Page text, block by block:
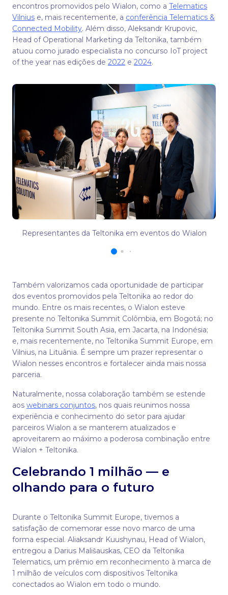
encontros promovidos pelo Wialon, como a Telematics
Vilnius e, mais recentemente, a conferência Telematics &
Connected Mobility. Além disso, Aleksandr Krupovic,
Head of Operational Marketing da Teltonika, também
atuou como jurado especialista no concurso IoT project
of the year nas edições de 2022 e 2024.
Representantes da Teltonika em eventos do Wialon
Também valorizamos cada oportunidade de participar
dos eventos promovidos pela Teltonika ao redor do
mundo. Entre os mais recentes, o Wialon esteve
presente no Teltonika Summit Colômbia, em Bogotá; no
Teltonika Summit South Asia, em Jacarta, na Indonésia;
e, mais recentemente, no Teltonika Summit Europe, em
Vilnius, na Lituânia. É sempre um prazer representar o
Wialon nesses encontros e fortalecer ainda mais nossa
parceria.
Naturalmente, nossa colaboração também se estende
aos webinars conjuntos, nos quais reunimos nossa
experiência e conhecimento do setor para ajudar
parceiros Wialon a se manterem atualizados e
aproveitarem ao máximo a poderosa combinação entre
Wialon + Teltonika.
Celebrando 1 milhão — e
olhando para o futuro
Durante o Teltonika Summit Europe, tivemos a
satisfação de comemorar esse novo marco de uma
forma especial. Aliaksandr Kuushynau, Head of Wialon,
entregou a Darius Mališauskas, CEO da Teltonika
Telematics, um prêmio em reconhecimento à marca de
1 milhão de veículos com dispositivos Teltonika
conectados ao Wialon em todo o mundo.